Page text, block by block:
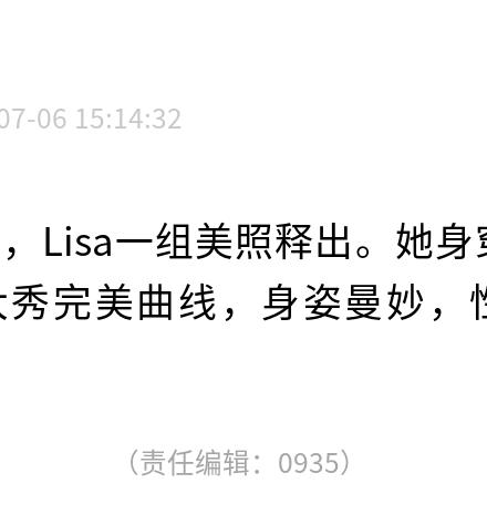
06 15:14:32
Lisa一组美照释出。她
完美曲线，身姿曼妙，
（责任编辑：0935）